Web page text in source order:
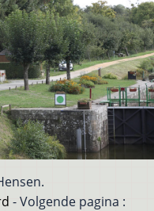
- Volgende pagina :